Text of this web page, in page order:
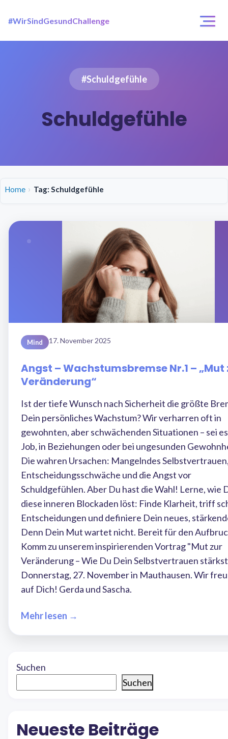
#WirSindGesundChallenge
Login / Registrierung
#Schuldgefühle
Schuldgefühle
Home Tag: Schuldgefühle
Mind 17. November 2025
Angst – Wachstumsbremse Nr.1 – „Mut
Veränderung“
Ist der tiefe Wunsch nach Sicherheit die größte
Dein persönliches Wachstum? Wir verharren oft in
gewohnten, aber schwächenden Situationen – sei
Job, in Beziehungen oder bei ungesunden
Die wahren Ursachen: Mangelndes
Entscheidungsschwäche und die Angst vor
Schuldgefühlen. Aber Du hast die Wahl! Lerne, wie
diese inneren Blockaden löst: Finde Klarheit, triff
Entscheidungen und definiere Dein neues,
Denn Dein Mut wartet nicht. Bereit für den
Komm zu unserem inspirierenden Vortrag "Mut zur
Veränderung – Wie Du Dein Selbstvertrauen
Donnerstag, 27. November in Mauthausen. Wir
auf Dich! Gerda und Sascha.
Mehr lesen →
Suchen
Suchen
Neueste Beiträge